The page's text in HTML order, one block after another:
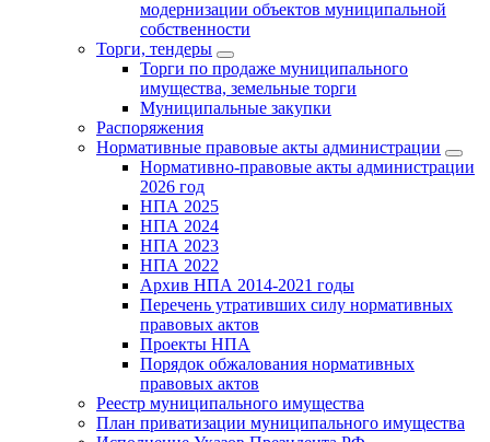
модернизации объектов муниципальной
собственности
Торги, тендеры
Торги по продаже муниципального
имущества, земельные торги
Муниципальные закупки
Распоряжения
Нормативные правовые акты администрации
Нормативно-правовые акты администрации
2026 год
НПА 2025
НПА 2024
НПА 2023
НПА 2022
Архив НПА 2014-2021 годы
Перечень утративших силу нормативных
правовых актов
Проекты НПА
Порядок обжалования нормативных
правовых актов
Реестр муниципального имущества
План приватизации муниципального имущества